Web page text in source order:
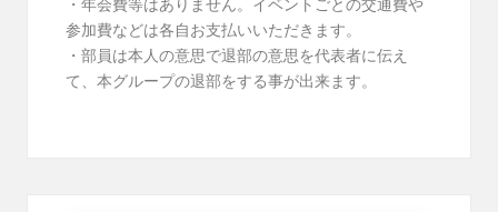
​・年会費等はありません。イベントごとの交通費や
参加費などは各自お支払いいただきます。
​・部員は本人の意思で退部の意思を代表者に伝え
て、本グループの退部をする事が出来ます。